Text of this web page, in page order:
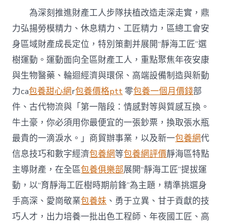
名
“專
包
養
心
得
靜
海
工
匠”〉
中
為深刻推進財產工人步隊扶植改造走深走實，鼎
力弘揚勞模精力、休息精力、工匠精力，區總工會安
身區域財產成長定位，特別策劃并展開“靜海工匠”選
樹運動。運動面向全區財產工人，重點聚焦年夜安康
與生物醫藥、輪迴經濟與環保、高端設備制造與新動
力ca包養甜心網r包養價格ptt 零包養一個月價錢部
件、古代物流與「第一階段：情感對等與質感互換。
牛土豪，你必須用你最便宜的一張鈔票，換取張水瓶
最貴的一滴淚水。」商貿辦事業，以及新一包養網代
信息技巧和數字經濟包養網等包養網評價靜海區特點
主導財產，在全區包養俱樂部展開“靜海工匠”提拔運
動，以“育靜海工匠樹時期前鋒”為主題，精準挑選身
手高深、愛崗敬業包養妹 、勇于立異、甘于貢獻的技
巧人才，出力培養一批出色工程師、年夜國工匠、高